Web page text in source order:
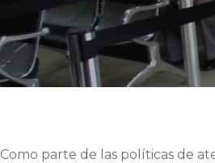
Como parte de las políticas de